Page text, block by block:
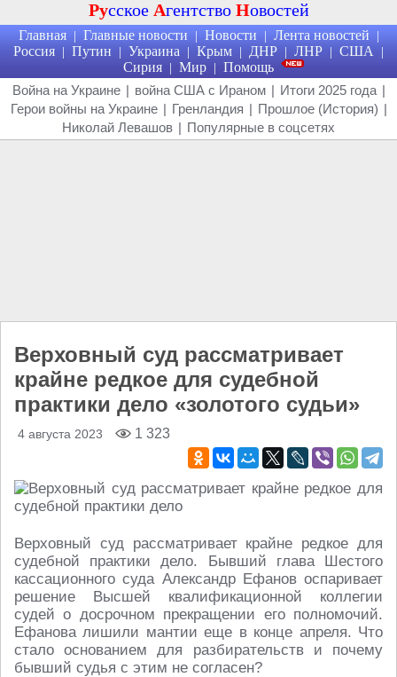
Русское Агентство Новостей
Главная | Главные новости | Новости | Лента новостей |
Россия | Путин | Украина | Крым | ДНР | ЛНР | США |
Сирия | Мир | Помощь
Война на Украине | война США с Ираном | Итоги 2025 года |
Герои войны на Украине | Гренландия | Прошлое (История) |
Николай Левашов | Популярные в соцсетях
Верховный суд рассматривает
крайне редкое для судебной
практики дело «золотого судьи»
4 августа 2023 1 323
Верховный суд рассматривает крайне редкое для
судебной практики дело. Бывший глава Шестого
кассационного суда Александр Ефанов оспаривает
решение Высшей квалификационной коллегии
судей о досрочном прекращении его полномочий.
Ефанова лишили мантии еще в конце апреля. Что
стало основанием для разбирательств и почему
бывший судья с этим не согласен?